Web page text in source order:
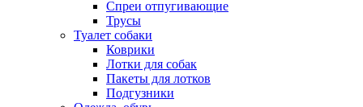
Спреи отпугивающие
Трусы
Туалет собаки
Коврики
Лотки для собак
Пакеты для лотков
Подгузники